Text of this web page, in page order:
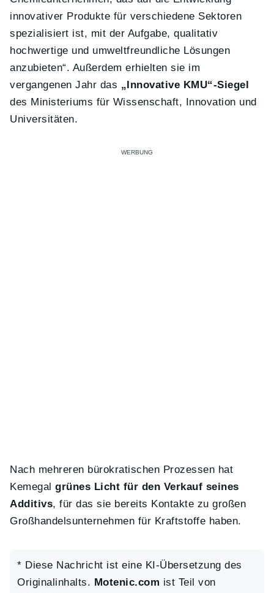
innovativer Produkte für verschiedene Sektoren
spezialisiert ist, mit der Aufgabe, qualitativ
hochwertige und umweltfreundliche Lösungen
anzubieten“. Außerdem erhielten sie im
vergangenen Jahr das „Innovative KMU“-Siegel
des Ministeriums für Wissenschaft, Innovation und
Universitäten.
Nach mehreren bürokratischen Prozessen hat
Kemegalgrünes Licht für den Verkauf seines
Additivs, für das sie bereits Kontakte zu großen
Großhandelsunternehmen für Kraftstoffe haben.
* Diese Nachricht ist eine KI-Übersetzung des
Originalinhalts. Motenic.com ist Teil von